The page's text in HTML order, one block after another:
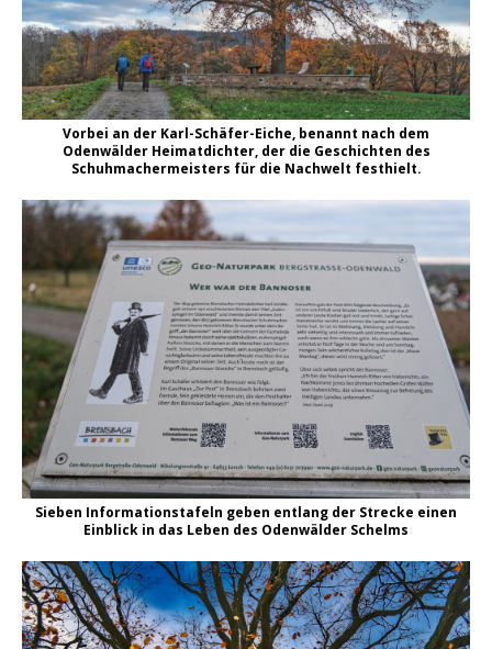
Vorbei an der Karl-Schäfer-Eiche, benannt nach dem
Odenwälder Heimatdichter, der die Geschichten des
Schuhmachermeisters für die Nachwelt festhielt.
Sieben Informationstafeln geben entlang der Strecke einen
Einblick in das Leben des Odenwälder Schelms